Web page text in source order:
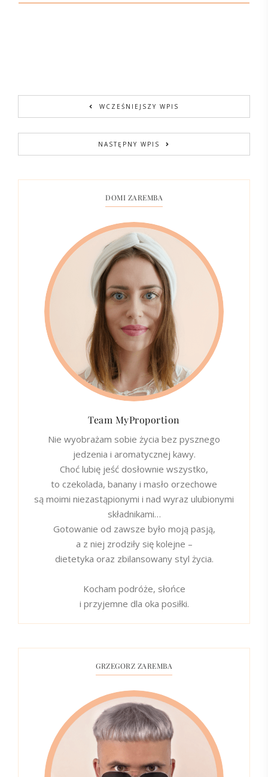
WCZEŚNIEJSZY WPIS
NASTĘPNY WPIS
DOMI ZAREMBA
Team MyProportion
Nie wyobrażam sobie życia bez pysznego
jedzenia i aromatycznej kawy.
Choć lubię jeść dosłownie wszystko,
to czekolada, banany i masło orzechowe
są moimi niezastąpionymi i nad wyraz ulubionymi
składnikami…
Gotowanie od zawsze było moją pasją,
a z niej zrodziły się kolejne –
dietetyka oraz zbilansowany styl życia.
Kocham podróże, słońce
i przyjemne dla oka posiłki.
GRZEGORZ ZAREMBA